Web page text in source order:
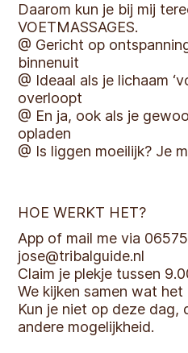
Daarom kun je bij mij
VOETMASSAGES.
@ Gericht op
binnenuit
@ Ideaal als je lichaam
overloopt
@ En ja, ook als je
opladen
@ Is liggen moeilijk? Je
HOE WERKT HET?‍
App of mail me via
jose@tribalguide.nl
Claim je plekje tussen
We kijken samen wat
Kun je niet op deze dag,
andere mogelijkheid.